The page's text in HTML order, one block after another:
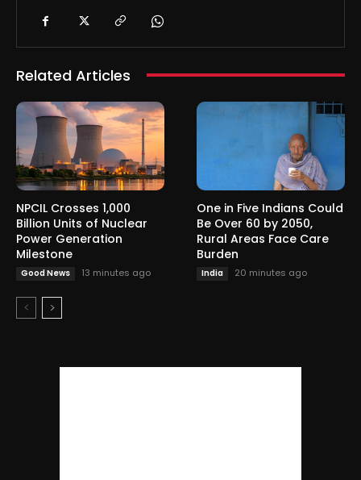
Related Articles
NPCIL Crosses 1,000
Billion Units of Nuclear
Power Generation
Milestone
Good News 13 minutes ago
One in Five Indians Could
Be Over 60 by 2050,
Rural Areas Face Care
Burden
India 20 minutes ago